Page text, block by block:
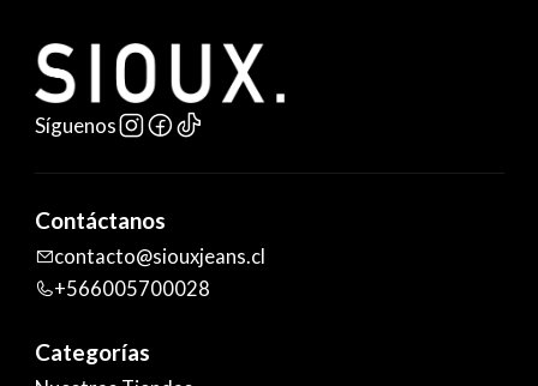
Síguenos
Contáctanos
contacto@siouxjeans.cl
+566005700028
Categorías